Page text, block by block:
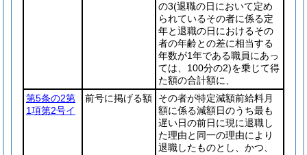
の3(退職の日において定め
られているその者に係る定
年と退職の日におけるその
者の年齢との差に相当する
年数が1年である職員にあっ
ては、100分の2)を乗じて得
た額の合計額に、
第5条の2第
1項第2号イ
前号に掲げる額
その者が特定減額前給料月
額に係る減額日のうち最も
遅い日の前日に現に退職し
た理由と同一の理由により
退職したものとし、かつ、